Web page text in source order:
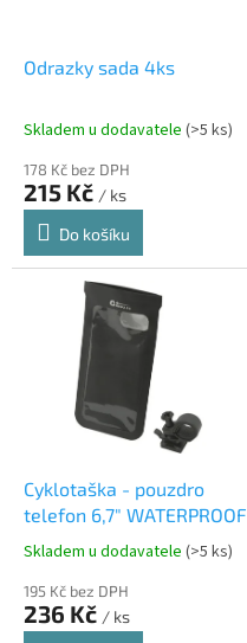
Odrazky sada 4ks
Skladem u dodavatele (>5 ks)
178 Kč bez DPH
215 Kč / ks
Do košíku
Cyklotaška - pouzdro
telefon 6,7" WATERPROOF
Skladem u dodavatele (>5 ks)
195 Kč bez DPH
236 Kč / ks